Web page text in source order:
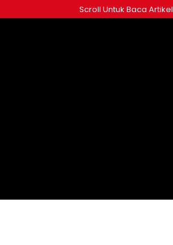
ke
Scroll Untuk Baca Artikel